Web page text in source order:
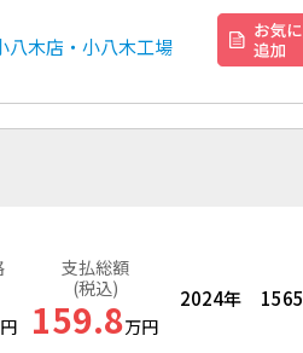
八木店・小八木工場
支払総額
(税込)
159.8万円
2024年